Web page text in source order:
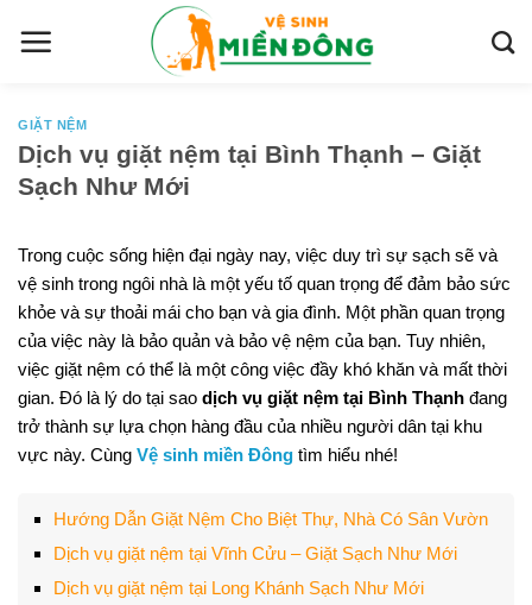
GIẶT NỆM
Dịch vụ giặt nệm tại Bình Thạnh – Giặt
Sạch Như Mới
Trong cuộc sống hiện đại ngày nay, việc duy trì sự sạch sẽ và
vệ sinh trong ngôi nhà là một yếu tố quan trọng để đảm bảo sức
khỏe và sự thoải mái cho bạn và gia đình. Một phần quan trọng
của việc này là bảo quản và bảo vệ nệm của bạn. Tuy nhiên,
việc giặt nệm có thể là một công việc đầy khó khăn và mất thời
gian. Đó là lý do tại sao dịch vụ giặt nệm tại Bình Thạnh đang
trở thành sự lựa chọn hàng đầu của nhiều người dân tại khu
vực này. Cùng Vệ sinh miền Đông tìm hiểu nhé!
Hướng Dẫn Giặt Nệm Cho Biệt Thự, Nhà Có Sân Vườn
Dịch vụ giặt nệm tại Vĩnh Cửu – Giặt Sạch Như Mới
Dịch vụ giặt nệm tại Long Khánh Sạch Như Mới